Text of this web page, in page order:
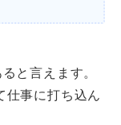
と言えます。
仕事に打ち込ん